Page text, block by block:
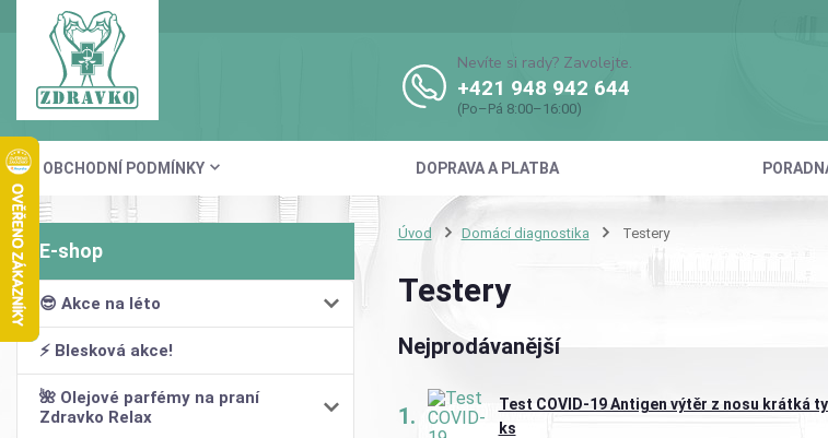
OBCHODNÍ PODMÍNKY DOPRAVA A PLATBA
Nevíte si rady? Zavolejte.
+421 948 942 644
(Po–Pá 8:00–16:00)
😎 Akce na léto
⚡ Blesková akce!
🌺 Olejové parfémy na praní
Zdravko Relax
Úvod Domácí diagnostika Testery
Testery
Nejprodávanější
1.
Test COVID-19 Antigen výtěr z nosu krátká
ks